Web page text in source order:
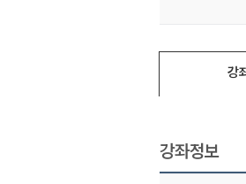
강
강좌정보